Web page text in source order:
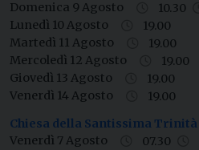
Domenica 9 Agosto
10.30
Lunedì 10 Agosto
19.00
Martedì 11 Agosto
19.00
Mercoledì 12 Agosto
19.00
Giovedì 13 Agosto
19.00
Venerdì 14 Agosto
19.00
Chiesa della Santissima Trinità
Venerdì 7 Agosto
07.30